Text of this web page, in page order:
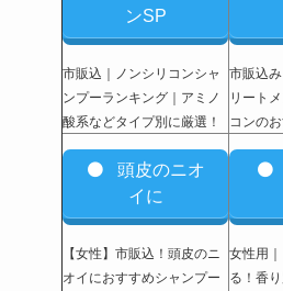
ンSP
市販込｜ノンシリコンシャ
ンプーランキング｜アミノ
酸系などタイプ別に厳選！
市販込
リート
コンの
頭皮のニオ
イに
【女性】市販込 ！頭皮のニ
オイにおすすめシャンプー
女性用
る！香